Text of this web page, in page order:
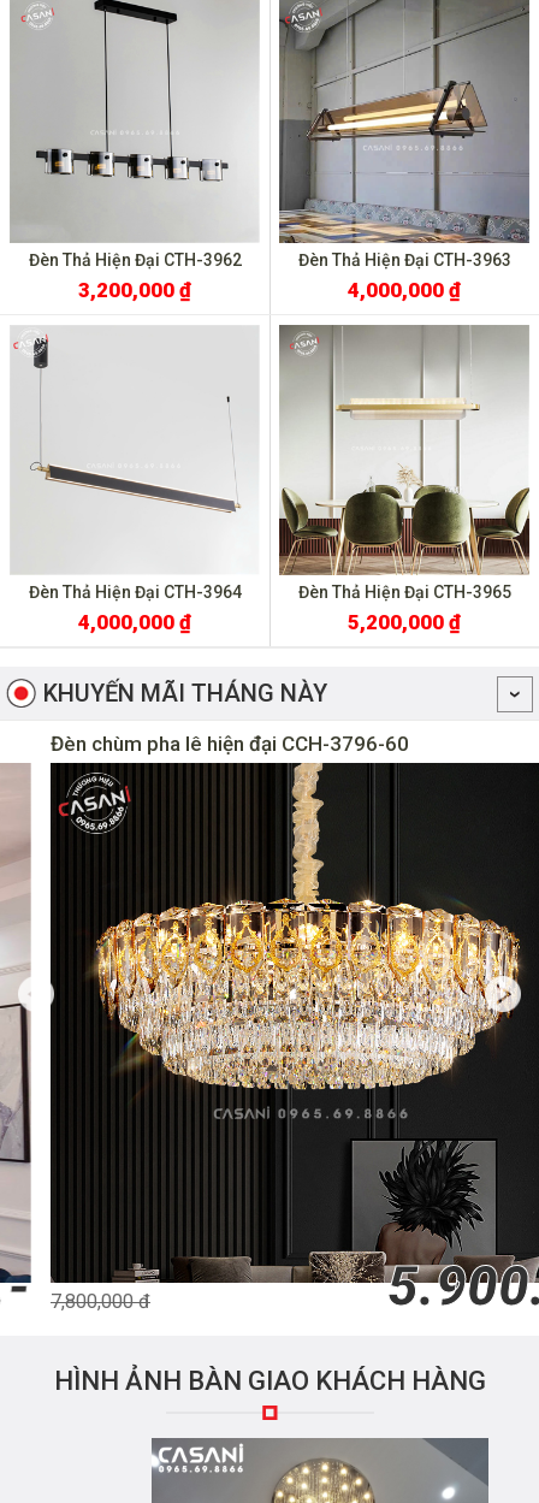
Đèn Thả Hiện Đại CTH-3962
3,200,000 ₫
Đèn Thả Hiện Đại CTH-3963
4,000,000 ₫
Đèn Thả Hiện Đại CTH-3964
4,000,000 ₫
Đèn Thả Hiện Đại CTH-3965
5,200,000 ₫
KHUYẾN MÃI THÁNG NÀY
Đèn chùm pha lê hiện đại CCH-3796-60
7,800,000 đ 5.900.-
HÌNH ẢNH BÀN GIAO KHÁCH HÀNG